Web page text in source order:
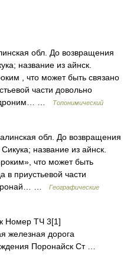
обл. До возвращения
название из айнск.
, что может быть связано
части довольно
…
Топонимический
обл. До возвращения
название из айнск.
что может быть
в приустьевой части
…
Географические
Номер ТЧ 3[1]
железная дорога
Поронайск Ст …